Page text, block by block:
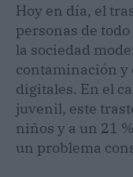
Hoy en día, el
personas de
la sociedad
contaminación y
digitales. En el
juvenil, este
niños y a un 21
un problema